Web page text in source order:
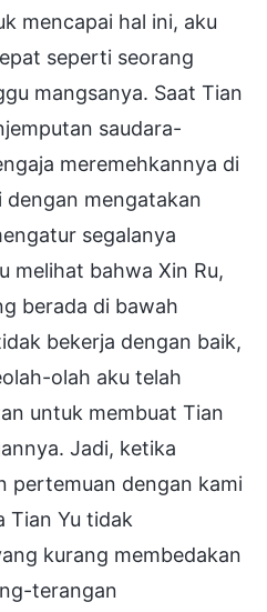
mencapai hal ini, aku
seperti seorang
mangsanya. Saat Tian
saudara-
meremehkannya di
dengan mengatakan
segalanya
melihat bahwa Xin Ru,
berada di bawah
bekerja dengan baik,
olah aku telah
untuk membuat Tian
Jadi, ketika
pertemuan dengan kami
Tian Yu tidak
kurang membedakan
terangan